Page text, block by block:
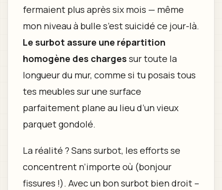
fermaient plus après six mois — même
mon niveau à bulle s’est suicidé ce jour-là.
Le surbot assure une répartition
homogène des charges sur toute la
longueur du mur, comme si tu posais tous
tes meubles sur une surface
parfaitement plane au lieu d’un vieux
parquet gondolé.
La réalité ? Sans surbot, les efforts se
concentrent n’importe où (bonjour
fissures !). Avec un bon surbot bien droit –